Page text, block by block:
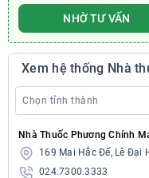
NHỜ TƯ VẤN
Xem hệ thống Nhà
Nhà Thuốc Phương Chính
169 Mai Hắc Đế, Lê Đại
024.7300.3333